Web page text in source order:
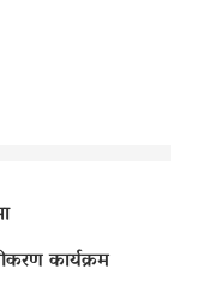
कार्यक्रम